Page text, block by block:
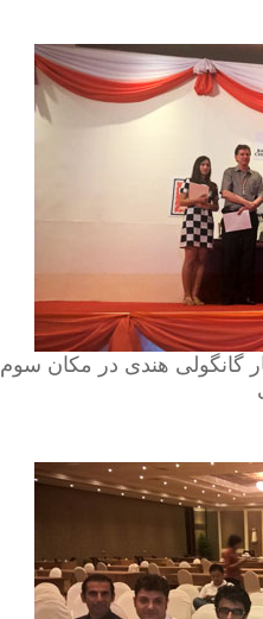
گانگولی هندی در مکان سوم